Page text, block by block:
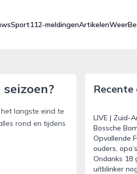
Sport112-meldingenArtikelenWeer
langste eind te
rond en tijdens
LIVE | Zuid-
Bossche
Opvallende
ouders,
Ondanks 18
uitblinker